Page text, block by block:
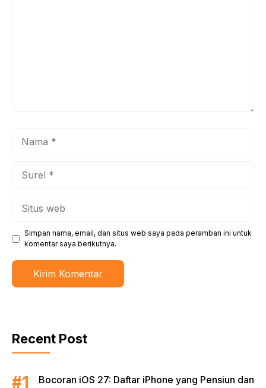
Simpan nama, email, dan situs web saya pada peramban ini untuk
komentar saya berikutnya.
Recent Post
Bocoran iOS 27: Daftar iPhone yang Pensiun dan